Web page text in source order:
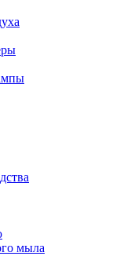
мыла